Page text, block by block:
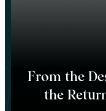
From the
the